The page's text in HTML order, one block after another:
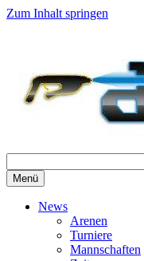
Zum Inhalt springen
Menü
News
Arenen
Turniere
Mannschaften